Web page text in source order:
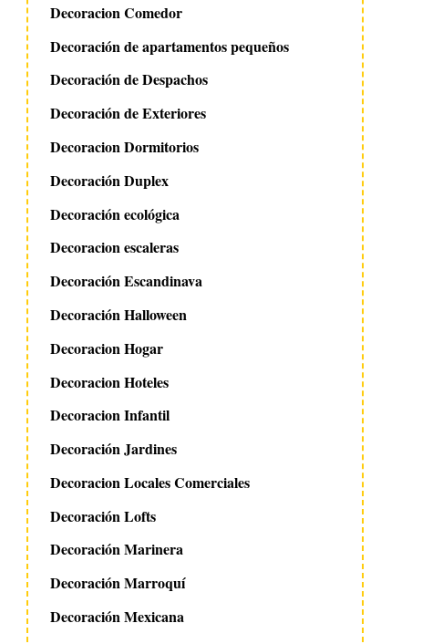
Decoracion Comedor
Decoración de apartamentos pequeños
Decoración de Despachos
Decoración de Exteriores
Decoracion Dormitorios
Decoración Duplex
Decoración ecológica
Decoracion escaleras
Decoración Escandinava
Decoración Halloween
Decoracion Hogar
Decoracion Hoteles
Decoracion Infantil
Decoración Jardines
Decoracion Locales Comerciales
Decoración Lofts
Decoración Marinera
Decoración Marroquí
Decoración Mexicana